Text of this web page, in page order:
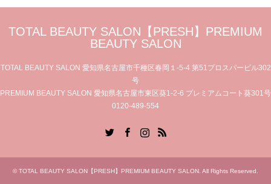
TOTAL BEAUTY SALON【PRESH】PREMIUM
BEAUTY SALON
TOTAL BEAUTY SALON 愛知県名古屋市千種区春岡１-5-4 第51プロスパービル302
号
PREMIUM BEAUTY SALON 愛知県名古屋市東区葵1-2-6 プレミアムコート葵301号
0120-489-554
RSS
©TOTAL BEAUTY SALON【PRESH】PREMIUM BEAUTY SALON. All Rights Reserved.